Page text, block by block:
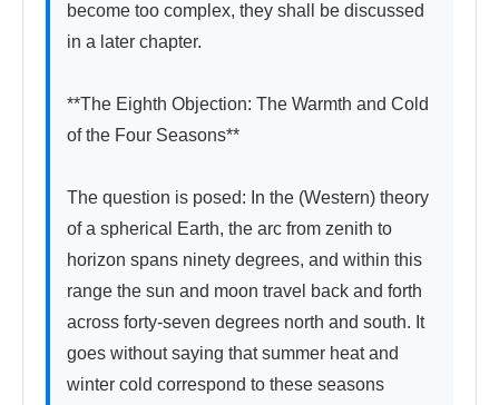
become too complex, they shall be discussed
in a later chapter.
**The Eighth Objection: The Warmth and Cold
of the Four Seasons**
The question is posed: In the (Western) theory
of a spherical Earth, the arc from zenith to
horizon spans ninety degrees, and within this
range the sun and moon travel back and forth
across forty-seven degrees north and south. It
goes without saying that summer heat and
winter cold correspond to these seasons